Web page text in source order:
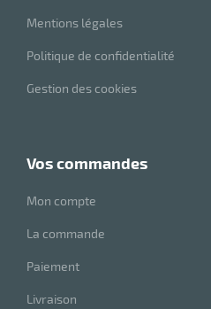
Mentions légales
Politique de confidentialité
Gestion des cookies
vos commandes
Mon compte
La commande
Paiement
Livraison